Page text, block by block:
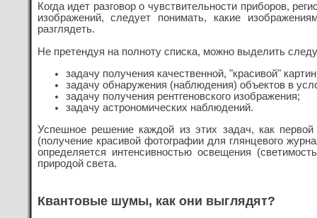
Когда идет разговор о чувствительности приборов,
изображений, следует понимать, какие
разглядеть.
Не претендуя на полноту списка, можно выделить
задачу получения качественной, "красивой"
задачу обнаружения (наблюдения) объектов в
задачу получения рентгеновского изображения;
задачу астрономических наблюдений.
Успешное решение каждой из этих задач, как
(получение красивой фотографии для глянцевого
определяется интенсивностью освещения
природой света.
Квантовые шумы, как они выглядят?